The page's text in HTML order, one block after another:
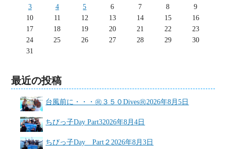
3
4 5 6 7 8
9
10
11 12 13 14 15
16
17
18 19 20 21 22
23
24
25 26 27 28 29
30
31
最近の投稿
台風前に・・・㊗３５０Dives㊗2026年8月5日
ちびっ子Day Part32026年8月4日
ちびっ子Day Part２ 2026年8月3日